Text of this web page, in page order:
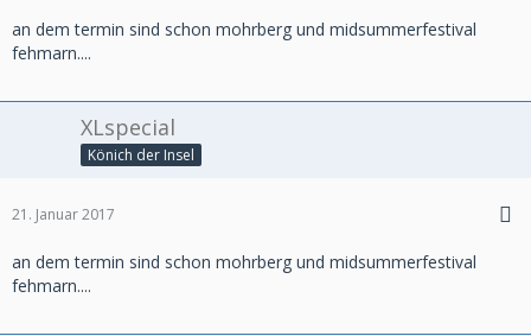
an dem termin sind schon mohrberg und midsummerfestival
fehmarn....
XLspecial
Könich der Insel
21. Januar 2017
an dem termin sind schon mohrberg und midsummerfestival
fehmarn....